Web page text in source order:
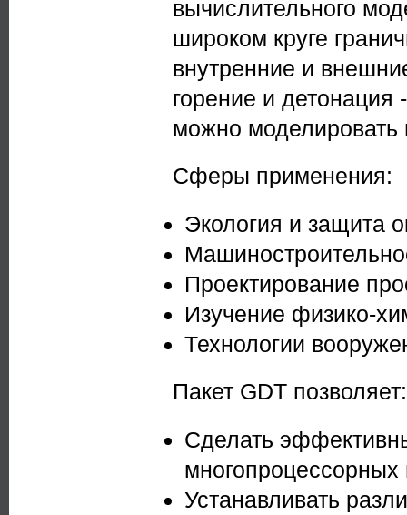
вычислительного
широком круге
внутренние и
горение и детонация
можно
Сферы применения:
Экология и защита
Проектирование
Изучение физико-
Технологии
Пакет GDT позволяет:
Сделать
Устанавливать